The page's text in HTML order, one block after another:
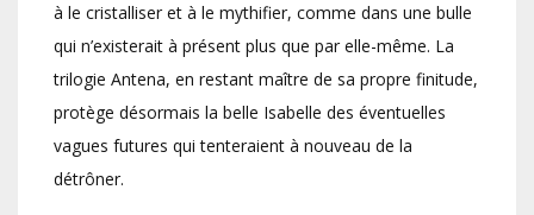
à le cristalliser et à le mythifier, comme dans une bulle
qui n’existerait à présent plus que par elle-même. La
trilogie Antena, en restant maître de sa propre finitude,
protège désormais la belle Isabelle des éventuelles
vagues futures qui tenteraient à nouveau de la
détrôner.